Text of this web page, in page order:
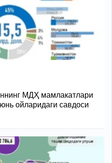
МДҲ мамлакатлари
ойларидаги савдоси